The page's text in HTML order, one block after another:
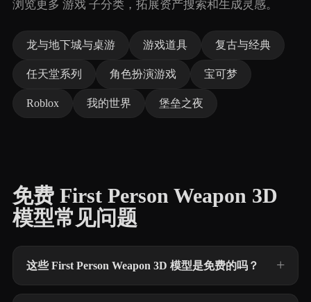
浏览更多 游戏 子分类，拓展资产搜索和生成灵感。
龙与地下城与桌游 游戏道具 复古与经典
任天堂系列 角色扮演游戏 宝可梦
Roblox 我的世界 堡垒之夜
免费 First Person Weapon 3D
模型常见问题
这些 First Person Weapon 3D 模型是免费的吗？